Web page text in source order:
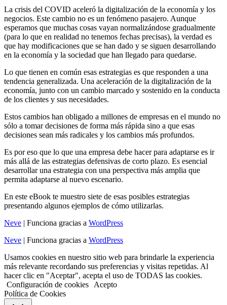
La crisis del COVID aceleró la digitalización de la economía y los
negocios. Este cambio no es un fenómeno pasajero. Aunque
esperamos que muchas cosas vayan normalizándose gradualmente
(para lo que en realidad no tenemos fechas precisas), la verdad es
que hay modificaciones que se han dado y se siguen desarrollando
en la economía y la sociedad que han llegado para quedarse.
Lo que tienen en común esas estrategias es que responden a una
tendencia generalizada. Una aceleración de la digitalización de la
economía, junto con un cambio marcado y sostenido en la conducta
de los clientes y sus necesidades.
Estos cambios han obligado a millones de empresas en el mundo no
sólo a tomar decisiones de forma más rápida sino a que esas
decisiones sean más radicales y los cambios más profundos.
Es por eso que lo que una empresa debe hacer para adaptarse es ir
más allá de las estrategias defensivas de corto plazo. Es esencial
desarrollar una estrategia con una perspectiva más amplia que
permita adaptarse al nuevo escenario.
En este eBook te muestro siete de esas posibles estrategias
presentando algunos ejemplos de cómo utilizarlas.
Neve | Funciona gracias a WordPress
Neve | Funciona gracias a WordPress
Usamos cookies en nuestro sitio web para brindarle la experiencia
más relevante recordando sus preferencias y visitas repetidas. Al
hacer clic en "Aceptar", acepta el uso de TODAS las cookies.
Configuración de cookies
Acepto
Política de Cookies